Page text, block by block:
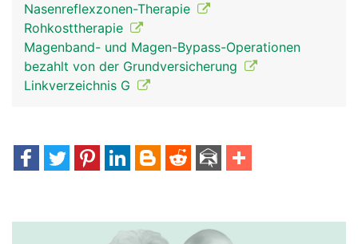
Nasenreflexzonen-Therapie
Rohkosttherapie
Magenband- und Magen-Bypass-Operationen
bezahlt von der Grundversicherung
Linkverzeichnis G